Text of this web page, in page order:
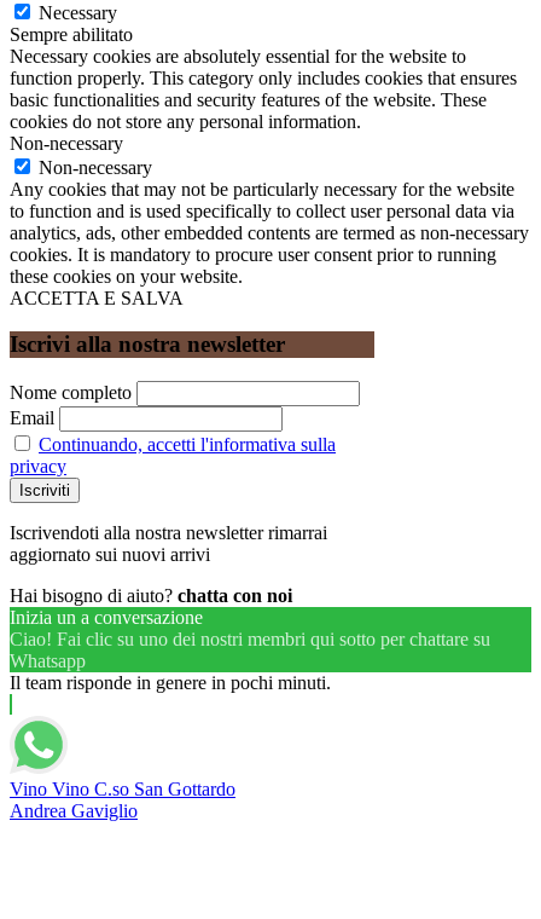
Necessary
Sempre abilitato
Necessary cookies are absolutely essential for the website to
function properly. This category only includes cookies that ensures
basic functionalities and security features of the website. These
cookies do not store any personal information.
Non-necessary
Non-necessary
Any cookies that may not be particularly necessary for the website
to function and is used specifically to collect user personal data via
analytics, ads, other embedded contents are termed as non-necessary
cookies. It is mandatory to procure user consent prior to running
these cookies on your website.
ACCETTA E SALVA
Iscrivi alla nostra newsletter
Nome completo
Email
Continuando, accetti l'informativa sulla
privacy
Iscrivendoti alla nostra newsletter rimarrai
aggiornato sui nuovi arrivi
Hai bisogno di aiuto? chatta con noi
Inizia un a conversazione
Ciao! Fai clic su uno dei nostri membri qui sotto per chattare su
Whatsapp
Il team risponde in genere in pochi minuti.
Vino Vino C.so San Gottardo
Andrea Gaviglio